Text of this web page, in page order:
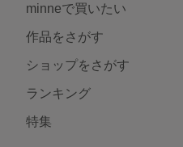
minneで買いたい
作品をさがす
ショップをさがす
ランキング
特集